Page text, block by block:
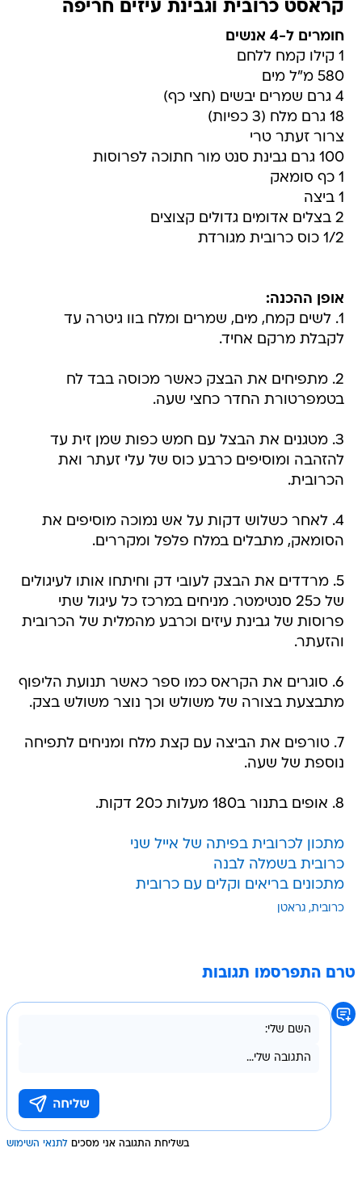
קראסט כרובית וגבינת עיזים חריפה
חומרים ל-4 אנשים
1 קילו קמח ללחם
580 מ"ל מים
4 גרם שמרים יבשים (חצי כף)
18 גרם מלח (3 כפיות)
צרור זעתר טרי
100 גרם גבינת סנט מור חתוכה לפרוסות
1 כף סומאק
1 ביצה
2 בצלים אדומים גדולים קצוצים
1/2 כוס כרובית מגורדת
אופן ההכנה:
1. לשים קמח, מים, שמרים ומלח בוו גיטרה עד
לקבלת מרקם אחיד.
2. מתפיחים את הבצק כאשר מכוסה בבד לח
בטמפרטורת החדר כחצי שעה.
3. מטגנים את הבצל עם חמש כפות שמן זית עד
להזהבה ומוסיפים כרבע כוס של עלי זעתר ואת
הכרובית.
4. לאחר כשלוש דקות על אש נמוכה מוסיפים את
הסומאק, מתבלים במלח פלפל ומקררים.
5. מרדדים את הבצק לעובי דק וחיתחו אותו לעיגולים
של כ25 סנטימטר. מניחים במרכז כל עיגול שתי
פרוסות של גבינת עיזים וכרבע מהמלית של הכרובית
והזעתר.
6. סוגרים את הקראס כמו ספר כאשר תנועת הליפוף
מתבצעת בצורה של משולש וכך נוצר משולש בצק.
7. טורפים את הביצה עם קצת מלח ומניחים לתפיחה
נוספת של שעה.
8. אופים בתנור ב180 מעלות כ20 דקות.
מתכון לכרובית בפיתה של אייל שני
כרובית בשמלה לבנה
מתכונים בריאים וקלים עם כרובית
כרובית גראטן
טרם התפרסמו תגובות
בשליחת התגובה אני מסכים לתנאי השימוש